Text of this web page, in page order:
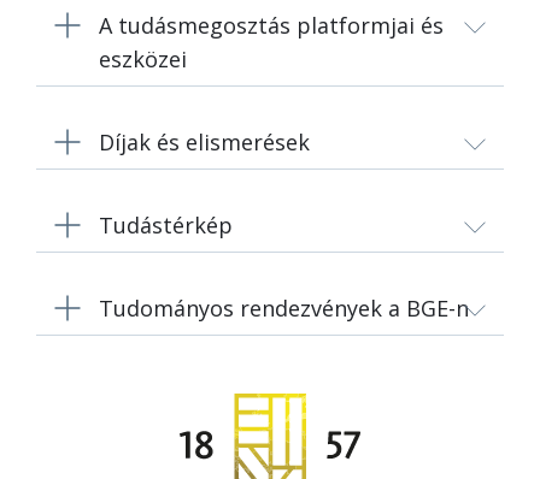
A tudásmegosztás platformjai és
eszközei
Díjak és elismerések
Tudástérkép
Tudományos rendezvények a BGE-n